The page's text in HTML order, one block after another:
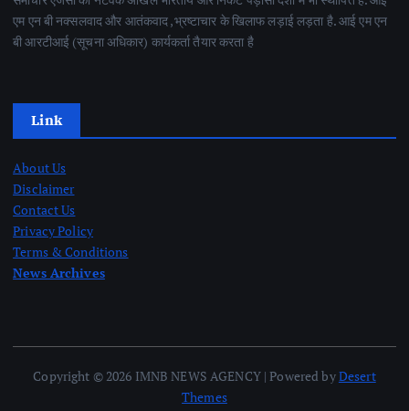
एम एन बी नक्सलवाद और आतंकवाद ,भ्रष्टाचार के खिलाफ लड़ाई लड़ता है. आई एम एन
बी आरटीआई (सूचना अधिकार) कार्यकर्ता तैयार करता है
Link
About Us
Disclaimer
Contact Us
Privacy Policy
Terms & Conditions
News Archives
Copyright © 2026 IMNB NEWS AGENCY | Powered byDesert
Themes